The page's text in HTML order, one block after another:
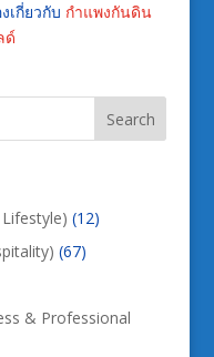
เกี่ยวกับ กำแพงกันดิน
ด์
(12)
(67)
& Professional